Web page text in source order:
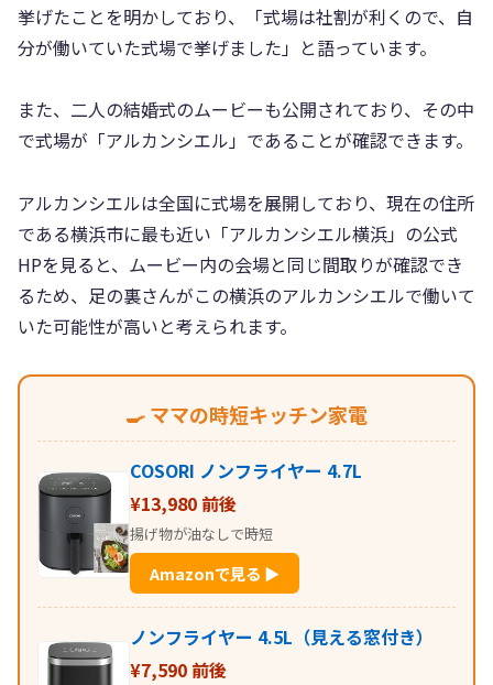
挙げたことを明かしており、「式場は社割が利くので、自
分が働いていた式場で挙げました」と語っています。
また、二人の結婚式のムービーも公開されており、その中
で式場が「アルカンシエル」であることが確認できます。
アルカンシエルは全国に式場を展開しており、現在の住所
である横浜市に最も近い「アルカンシエル横浜」の公式
HPを見ると、ムービー内の会場と同じ間取りが確認でき
るため、足の裏さんがこの横浜のアルカンシエルで働いて
いた可能性が高いと考えられます。
🍳 ママの時短キッチン家電
COSORI ノンフライヤー 4.7L
¥13,980 前後
揚げ物が油なしで時短
Amazonで見る ▶
ノンフライヤー 4.5L（見える窓付き）
¥7,590 前後